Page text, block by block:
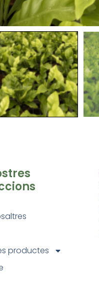
productes